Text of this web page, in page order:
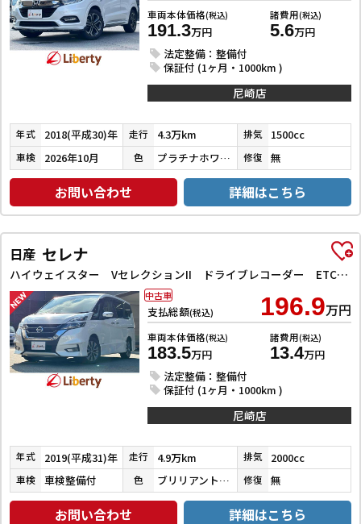
車両本体価格(税込)
191.3万円
諸費用(税込)
5.6万円
法定整備：整備付
保証付 (1ヶ月・1000km )
尼崎店
年式 2018(平成30)年 走行 4.3万km 排気 1500cc
車検 2026年10月 色 プラチナホワイトパール 修復 無
お問い合わせ 詳細はこちら
日産 セレナ
ハイウェイスター VセレクションII ドライブレコーダー ETC バックカメラ サイドカメラ ナビ TV クリアランスソナー オートクルーズコントロール パークアシスト 衝突被害軽減システム 両側電動スライドドア オートライト
支払総額(税込) 196.9万円
車両本体価格(税込)
183.5万円
諸費用(税込)
13.4万円
法定整備：整備付
保証付 (1ヶ月・1000km )
中古車
尼崎店
年式 2019(平成31)年 走行 4.9万km 排気 2000cc
車検 車検整備付 色 ブリリアントホワイトパール３コートパール 修復 無
お問い合わせ 詳細はこちら